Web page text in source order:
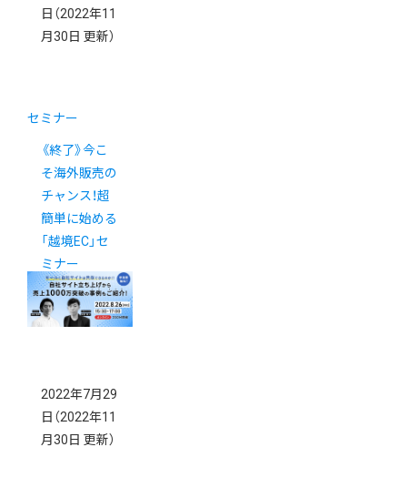
日 （2022年11
月30日 更新）
セミナー
《終了》今こ
そ海外販売の
チャンス！超
簡単に始める
「越境EC」セ
ミナー
2022年7月29
日 （2022年11
月30日 更新）